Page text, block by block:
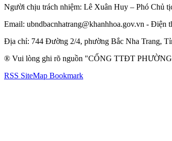
Người chịu trách nhiệm: Lê Xuân Huy – Phó Chủ
Email: ubndbacnhatrang@khanhhoa.gov.vn - Điện
Địa chỉ: 744 Đường 2/4, phường Bắc Nha Trang,
® Vui lòng ghi rõ nguồn "CỔNG TTĐT
RSS SiteMap Bookmark